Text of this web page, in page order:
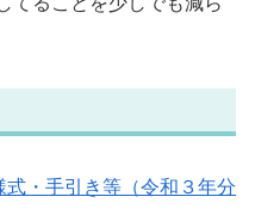
・手引き等（令和３年分